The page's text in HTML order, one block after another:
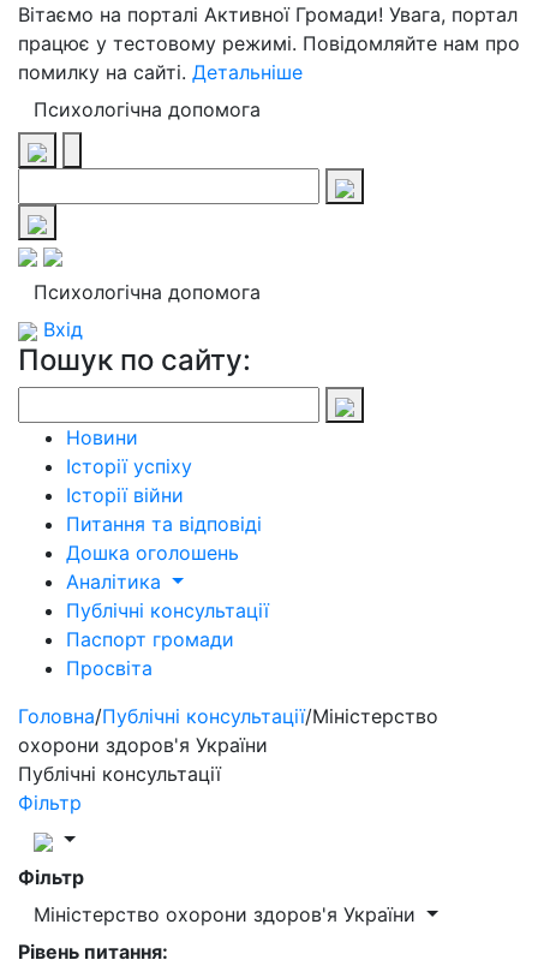
Вітаємо на порталі Активної Громади! Увага, портал
працює у тестовому режимі. Повідомляйте нам про
помилку на сайті. Детальніше
Психологічна допомога
Психологічна допомога
Вхід
Пошук по сайту:
Новини
Історії успіху
Історії війни
Питання та відповіді
Дошка оголошень
Аналітика
Публічні консультації
Паспорт громади
Просвіта
Головна/Публічні консультації/Міністерство
охорони здоров'я України
Публічні консультації
Фільтр
Фільтр
Міністерство охорони здоров'я України
Рівень питання: